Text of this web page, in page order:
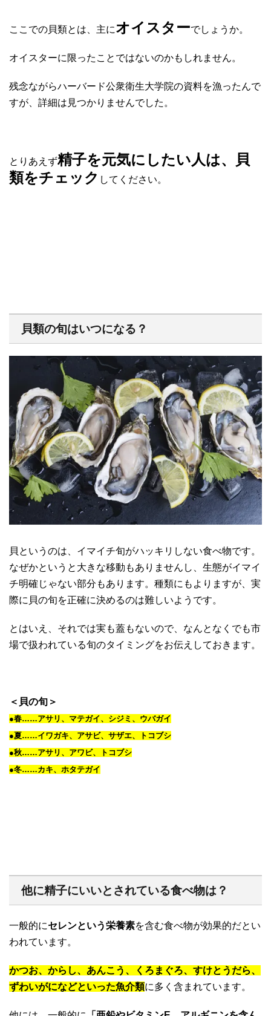
ここでの貝類とは、主にオイスターでしょうか。
オイスターに限ったことではないのかもしれません。
残念ながらハーバード公衆衛生大学院の資料を漁ったんで
すが、詳細は見つかりませんでした。
とりあえず精子を元気にしたい人は、貝
類をチェック してください。
貝類の旬はいつになる？
貝というのは、イマイチ旬がハッキリしない食べ物です。
なぜかというと大きな移動もありませんし、生態がイマイ
チ明確じゃない部分もあります。種類にもよりますが、実
際に貝の旬を正確に決めるのは難しいようです。
とはいえ、それでは実も蓋もないので、なんとなくでも市
場で扱われている旬のタイミングをお伝えしておきます。
＜貝の旬＞
●春……アサリ、マテガイ、シジミ、ウバガイ
●夏……イワガキ、アサビ、サザエ、トコブシ
●秋……アサリ、アワビ、トコブシ
●冬……カキ、ホタテガイ
他に精子にいいとされている食べ物は？
一般的にセレンという栄養素を含む食べ物が効果的だとい
われています。
かつお、からし、あんこう、くろまぐろ、すけとうだら、
ずわいがになどといった魚介類に多く含まれています。